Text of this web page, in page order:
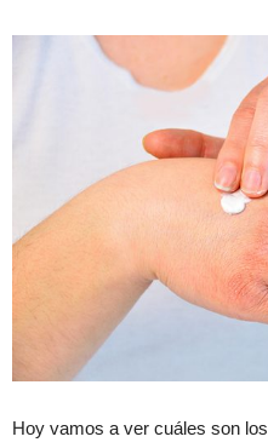
Hoy vamos a ver cuáles son los